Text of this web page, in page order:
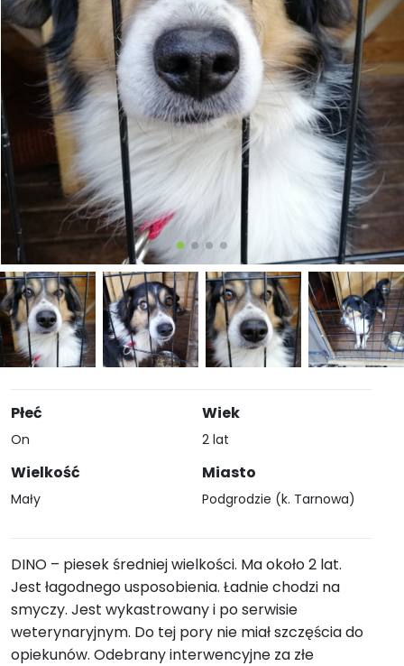
Płeć
On
Wielkość
Mały
Wiek
2 lat
Miasto
Podgrodzie (k. Tarnowa)
DINO – piesek średniej wielkości. Ma około 2 lat.
Jest łagodnego usposobienia. Ładnie chodzi na
smyczy. Jest wykastrowany i po serwisie
weterynaryjnym. Do tej pory nie miał szczęścia do
opiekunów. Odebrany interwencyjne za złe